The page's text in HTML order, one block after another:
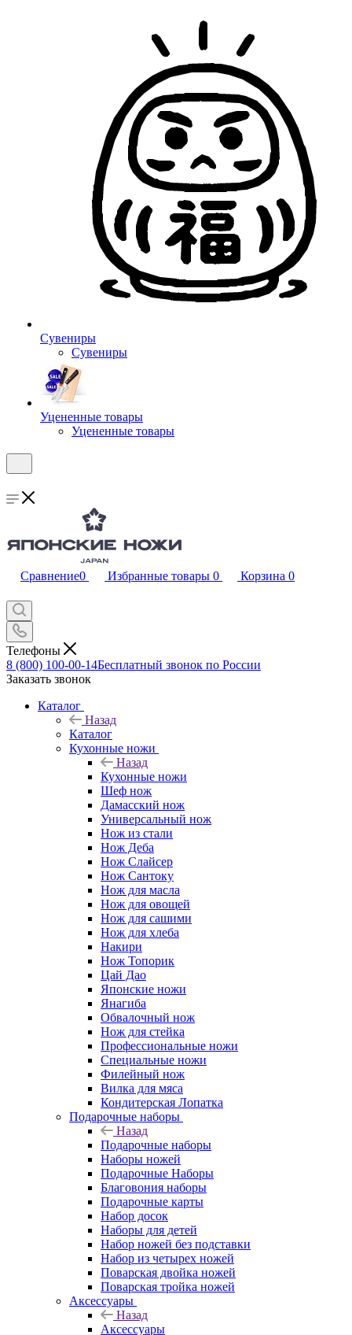
Сувениры
Сувениры
Уцененные товары
Уцененные товары
Сравнение0 Избранные товары 0 Корзина 0
Телефоны
8 (800) 100-00-14Бесплатный звонок по России
Заказать звонок
Каталог
Назад
Каталог
Кухонные ножи
Назад
Кухонные ножи
Шеф нож
Дамасский нож
Универсальный нож
Нож из стали
Нож Деба
Нож Слайсер
Нож Сантоку
Нож для масла
Нож для овощей
Нож для сашими
Нож для хлеба
Накири
Нож Топорик
Цай Дао
Японские ножи
Янагиба
Обвалочный нож
Нож для стейка
Профессиональные ножи
Специальные ножи
Филейный нож
Вилка для мяса
Кондитерская Лопатка
Подарочные наборы
Назад
Подарочные наборы
Наборы ножей
Подарочные Наборы
Благовония наборы
Подарочные карты
Набор досок
Наборы для детей
Набор ножей без подставки
Набор из четырех ножей
Поварская двойка ножей
Поварская тройка ножей
Аксессуары
Назад
Аксессуары